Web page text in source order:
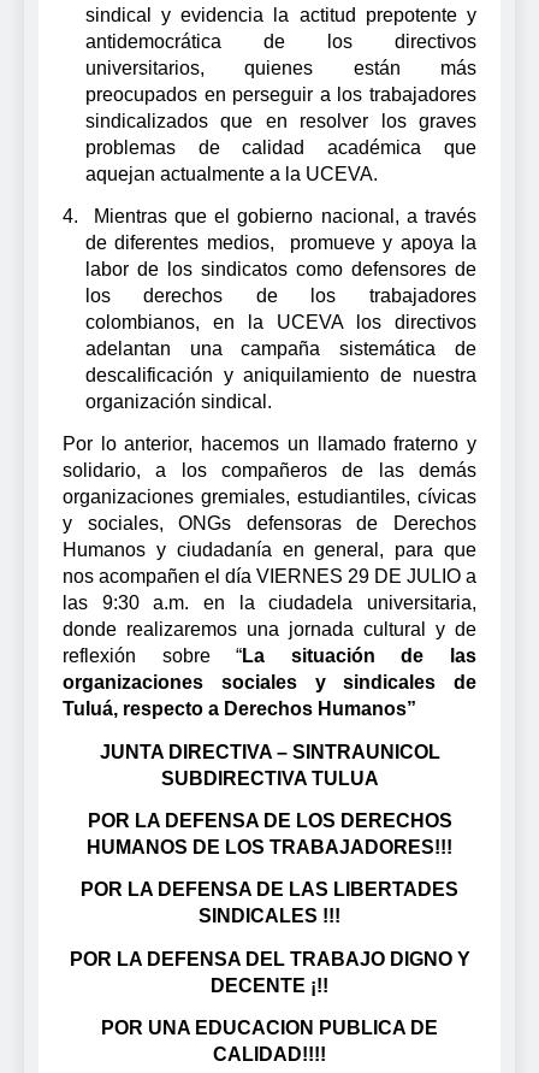
sindical y evidencia la actitud prepotente y
antidemocrática de los directivos
universitarios, quienes están más
preocupados en perseguir a los trabajadores
sindicalizados que en resolver los graves
problemas de calidad académica que
aquejan actualmente a la UCEVA.
4.
Mientras que el gobierno nacional, a través
de diferentes medios,
promueve y apoya la
labor de los sindicatos como defensores de
los derechos de los trabajadores
colombianos, en la UCEVA los directivos
adelantan una campaña sistemática de
descalificación y aniquilamiento de nuestra
organización sindical.
Por lo anterior, hacemos un llamado fraterno y
solidario, a los compañeros de las demás
organizaciones gremiales, estudiantiles, cívicas
y sociales, ONGs defensoras de Derechos
Humanos y ciudadanía en general, para que
nos acompañen el día VIERNES 29 DE JULIO a
las 9:30 a.m. en la ciudadela universitaria,
donde realizaremos una jornada cultural y de
reflexión sobre “La situación de las
organizaciones sociales y sindicales de
Tuluá, respecto a Derechos Humanos”
JUNTA DIRECTIVA – SINTRAUNICOL
SUBDIRECTIVA TULUA
POR LA DEFENSA DE LOS DERECHOS
HUMANOS DE LOS TRABAJADORES!!!
POR LA DEFENSA DE LAS LIBERTADES
SINDICALES !!!
POR LA DEFENSA DEL TRABAJO DIGNO Y
DECENTE ¡!!
POR UNA EDUCACION PUBLICA DE
CALIDAD!!!!